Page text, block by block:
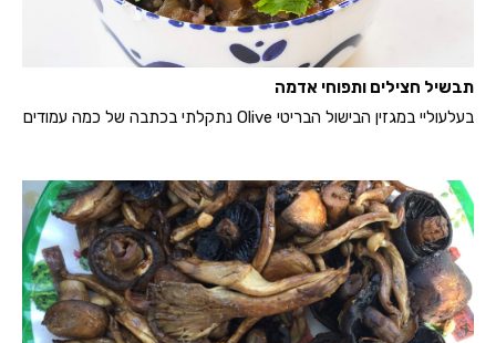
תבשיל חצילים ותפוחי אדמה
בעלעוליי במגזין הבישול הבריטי Olive נתקלתי בכתבה של כמה עמודים